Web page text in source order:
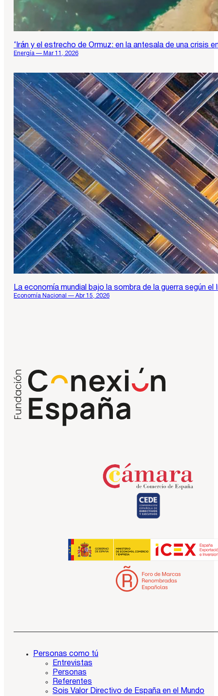
‘Irán y el estrecho de Ormuz: en la antesala de una crisis
Energía — Mar 11, 2026
La economía mundial bajo la sombra de la guerra según el
Economía Nacional — Abr 15, 2026
Personas como tú
Entrevistas
Personas
Referentes
Sois Valor Directivo de España en el Mundo